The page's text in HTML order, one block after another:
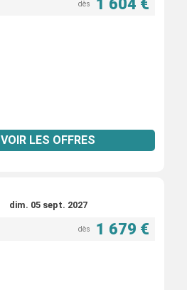
dès 1 604 €
VOIR LES OFFRES
dim. 05 sept. 2027
dès 1 679 €